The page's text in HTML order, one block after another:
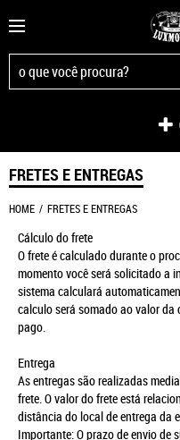
FRETES E ENTREGAS
HOME FRETES E ENTREGAS
Cálculo do frete
O frete é calculado durante o
momento você será solicitado a
sistema calculará
calculo será somado ao valor
pago.
Entrega
As entregas são realizadas
frete. O valor do frete está
distância do local de entrega da
Importante: O prazo de envio de